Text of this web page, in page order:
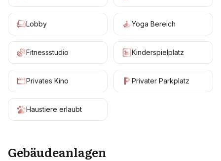
Lobby Yoga Bereich
Fitnessstudio Kinderspielplatz
Privates Kino Privater Parkplatz
Haustiere erlaubt
Gebäudeanlagen